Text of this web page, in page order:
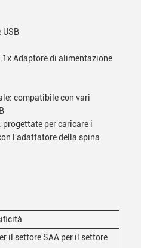
USB
Adaptore di alimentazione
compatibile con vari
per caricare i
l'adattatore della spina
il settore SAA per il settore